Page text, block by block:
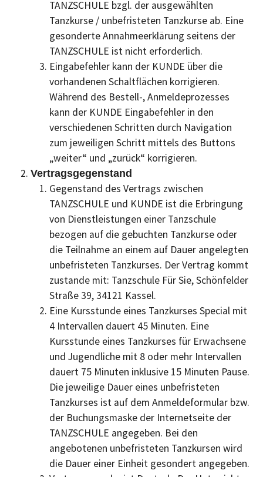
TANZSCHULE bzgl. der ausgewählten
Tanzkurse / unbefristeten Tanzkurse ab. Eine
gesonderte Annahmeerklärung seitens der
TANZSCHULE ist nicht erforderlich.
Eingabefehler kann der KUNDE über die
vorhandenen Schaltflächen korrigieren.
Während des Bestell-, Anmeldeprozesses
kann der KUNDE Eingabefehler in den
verschiedenen Schritten durch Navigation
zum jeweiligen Schritt mittels des Buttons
„weiter“ und „zurück“ korrigieren.
Vertragsgegenstand
Gegenstand des Vertrags zwischen
TANZSCHULE und KUNDE ist die Erbringung
von Dienstleistungen einer Tanzschule
bezogen auf die gebuchten Tanzkurse oder
die Teilnahme an einem auf Dauer angelegten
unbefristeten Tanzkurses. Der Vertrag kommt
zustande mit: Tanzschule Für Sie, Schönfelder
Straße 39, 34121 Kassel.
Eine Kursstunde eines Tanzkurses Special mit
4 Intervallen dauert 45 Minuten. Eine
Kursstunde eines Tanzkurses für Erwachsene
und Jugendliche mit 8 oder mehr Intervallen
dauert 75 Minuten inklusive 15 Minuten Pause.
Die jeweilige Dauer eines unbefristeten
Tanzkurses ist auf dem Anmeldeformular bzw.
der Buchungsmaske der Internetseite der
TANZSCHULE angegeben. Bei den
angebotenen unbefristeten Tanzkursen wird
die Dauer einer Einheit gesondert angegeben.